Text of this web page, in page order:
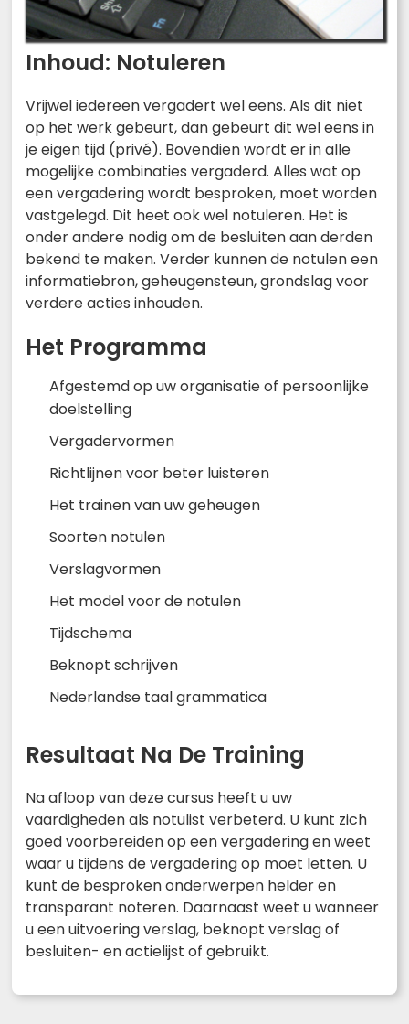
Inhoud: Notuleren
Vrijwel iedereen vergadert wel eens. Als dit niet
op het werk gebeurt, dan gebeurt dit wel eens in
je eigen tijd (privé). Bovendien wordt er in alle
mogelijke combinaties vergaderd. Alles wat op
een vergadering wordt besproken, moet worden
vastgelegd. Dit heet ook wel notuleren. Het is
onder andere nodig om de besluiten aan derden
bekend te maken. Verder kunnen de notulen een
informatiebron, geheugensteun, grondslag voor
verdere acties inhouden.
Het Programma
Afgestemd op uw organisatie of persoonlijke
doelstelling
Vergadervormen
Richtlijnen voor beter luisteren
Het trainen van uw geheugen
Soorten notulen
Verslagvormen
Het model voor de notulen
Tijdschema
Beknopt schrijven
Nederlandse taal grammatica
Resultaat Na De Training
Na afloop van deze cursus heeft u uw
vaardigheden als notulist verbeterd. U kunt zich
goed voorbereiden op een vergadering en weet
waar u tijdens de vergadering op moet letten. U
kunt de besproken onderwerpen helder en
transparant noteren. Daarnaast weet u wanneer
u een uitvoering verslag, beknopt verslag of
besluiten- en actielijst of gebruikt.